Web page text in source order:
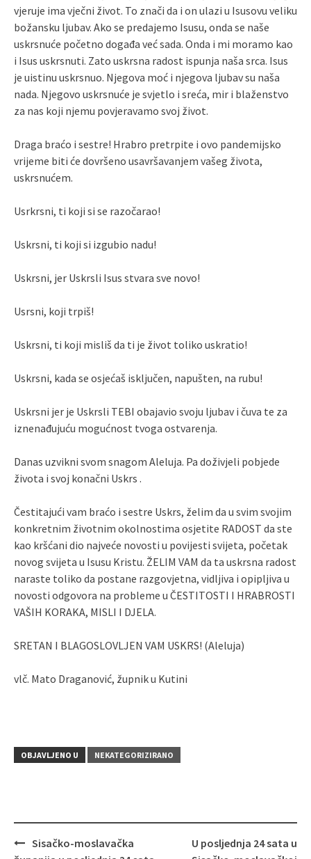
vjeruje ima vječni život. To znači da i on ulazi u Isusovu veliku
božansku ljubav. Ako se predajemo Isusu, onda se naše
uskrsnuće početno događa već sada. Onda i mi moramo kao
i Isus uskrsnuti. Zato uskrsna radost ispunja naša srca. Isus
je uistinu uskrsnuo. Njegova moć i njegova ljubav su naša
nada. Njegovo uskrsnuće je svjetlo i sreća, mir i blaženstvo
za nas koji njemu povjeravamo svoj život.
Draga braćo i sestre! Hrabro pretrpite i ovo pandemijsko
vrijeme biti će dovršeno usavršavanjem vašeg života,
uskrsnućem.
Usrkrsni, ti koji si se razočarao!
Uskrsni, ti koji si izgubio nadu!
Uskrsni, jer Uskrsli Isus stvara sve novo!
Usrsni, koji trpiš!
Uskrsni, ti koji misliš da ti je život toliko uskratio!
Uskrsni, kada se osjećaš isključen, napušten, na rubu!
Uskrsni jer je Uskrsli TEBI obajavio svoju ljubav i čuva te za
iznenađujuću mogućnost tvoga ostvarenja.
Danas uzvikni svom snagom Aleluja. Pa doživjeli pobjede
života i svoj konačni Uskrs .
Čestitajući vam braćo i sestre Uskrs, želim da u svim svojim
konkretnim životnim okolnostima osjetite RADOST da ste
kao kršćani dio najveće novosti u povijesti svijeta, početak
novog svijeta u Isusu Kristu. ŽELIM VAM da ta uskrsna radost
naraste toliko da postane razgovjetna, vidljiva i opipljiva u
novosti odgovora na probleme u ČESTITOSTI I HRABROSTI
VAŠIH KORAKA, MISLI I DJELA.
SRETAN I BLAGOSLOVLJEN VAM USKRS! (Aleluja)
vlč. Mato Draganović, župnik u Kutini
OBJAVLJENO U NEKATEGORIZIRANO
Sisačko-moslavačka
U posljednja 24 sata u